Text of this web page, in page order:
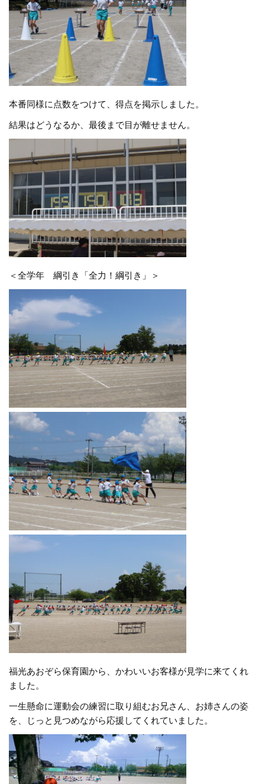
本番同様に点数をつけて、得点を掲示しました。
結果はどうなるか、最後まで目が離せません。
＜全学年 綱引き「全力！綱引き」＞
福光あおぞら保育園から、かわいいお客様が見学に来てくれ
ました。
一生懸命に運動会の練習に取り組むお兄さん、お姉さんの姿
を、じっと見つめながら応援してくれていました。